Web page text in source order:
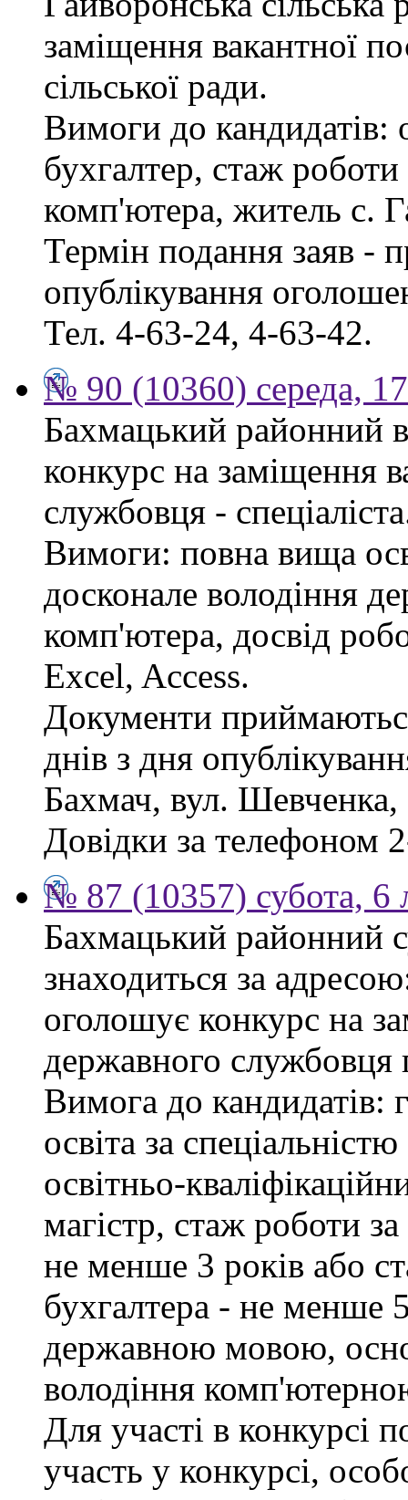
заміщення вакантної
сільської ради.
Вимоги до кандидатів:
бухгалтер, стаж
комп'ютера, житель с.
Термін подання заяв -
опублікування
Тел. 4-63-24, 4-63-42.
№ 90 (10360) середа,
Бахмацький районний
конкурс на заміщення
службовця -
Вимоги: повна вища
досконале володіння
комп'ютера, досвід
Excel, Access.
Документи
днів з дня
Бахмач, вул. Шевченка,
Довідки за телефоном
№ 87 (10357) субота, 6
Бахмацький районний
знаходиться за
оголошує конкурс на
державного службовця
Вимога до кандидатів:
освіта за
освітньо-
магістр, стаж роботи
не менше 3 років або
бухгалтера - не менше
державною мовою,
володіння
Для участі в конкурсі
участь у конкурсі,